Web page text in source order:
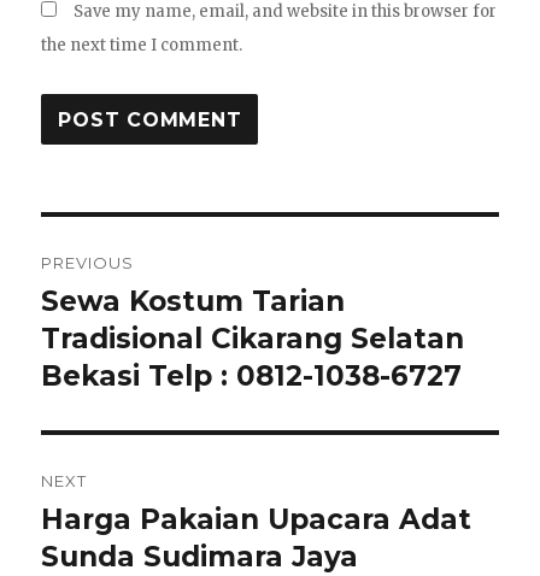
Save my name, email, and website in this browser for
the next time I comment.
navigation
PREVIOUS
Previous
post:
Sewa Kostum Tarian
Tradisional Cikarang Selatan
Bekasi Telp : 0812-1038-6727
NEXT
Next
post:
Harga Pakaian Upacara Adat
Sunda Sudimara Jaya